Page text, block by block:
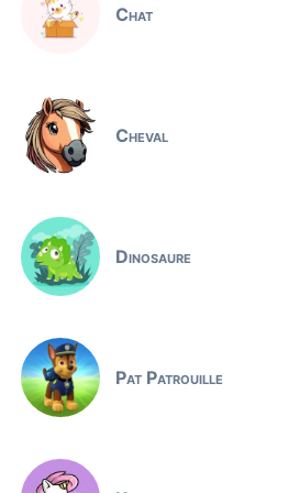
Chat
Cheval
Dinosaure
Pat Patrouille